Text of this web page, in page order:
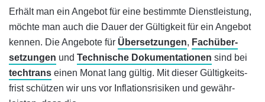
Erhält man ein Angebot für eine bestimmte Dienst­leistung,
möchte man auch die Dauer der Gültigkeit für ein Angebot
kennen. Die Angebote für Über­setzungen, Fach­über­
setzungen und Technische Doku­menta­tionen sind bei
techtrans einen Monat lang gültig. Mit dieser Gültig­keits­
frist schützen wir uns vor In­fla­tions­risiken und ge­währ­